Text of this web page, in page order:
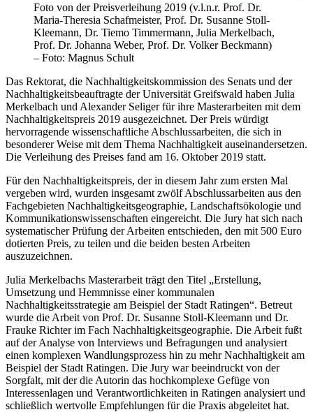
Foto von der Preisverleihung 2019 (v.l.n.r. Prof. Dr.
Maria-Theresia Schafmeister, Prof. Dr. Susanne Stoll-
Kleemann, Dr. Tiemo Timmermann, Julia Merkelbach,
Prof. Dr. Johanna Weber, Prof. Dr. Volker Beckmann)
– Foto: Magnus Schult
Das Rektorat, die Nachhaltigkeitskommission des Senats und der
Nachhaltigkeitsbeauftragte der Universität Greifswald haben Julia
Merkelbach und Alexander Seliger für ihre Masterarbeiten mit dem
Nachhaltigkeitspreis 2019 ausgezeichnet. Der Preis würdigt
hervorragende wissenschaftliche Abschlussarbeiten, die sich in
besonderer Weise mit dem Thema Nachhaltigkeit auseinandersetzen.
Die Verleihung des Preises fand am 16. Oktober 2019 statt.
Für den Nachhaltigkeitspreis, der in diesem Jahr zum ersten Mal
vergeben wird, wurden insgesamt zwölf Abschlussarbeiten aus den
Fachgebieten Nachhaltigkeitsgeographie, Landschaftsökologie und
Kommunikationswissenschaften eingereicht. Die Jury hat sich nach
systematischer Prüfung der Arbeiten entschieden, den mit 500 Euro
dotierten Preis, zu teilen und die beiden besten Arbeiten
auszuzeichnen.
Julia Merkelbachs Masterarbeit trägt den Titel „Erstellung,
Umsetzung und Hemmnisse einer kommunalen
Nachhaltigkeitsstrategie am Beispiel der Stadt Ratingen“. Betreut
wurde die Arbeit von Prof. Dr. Susanne Stoll-Kleemann und Dr.
Frauke Richter im Fach Nachhaltigkeitsgeographie. Die Arbeit fußt
auf der Analyse von Interviews und Befragungen und analysiert
einen komplexen Wandlungsprozess hin zu mehr Nachhaltigkeit am
Beispiel der Stadt Ratingen. Die Jury war beeindruckt von der
Sorgfalt, mit der die Autorin das hochkomplexe Gefüge von
Interessenlagen und Verantwortlichkeiten in Ratingen analysiert und
schließlich wertvolle Empfehlungen für die Praxis abgeleitet hat.